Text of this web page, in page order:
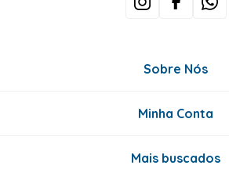
Sobre Nós
Minha Conta
Mais buscados